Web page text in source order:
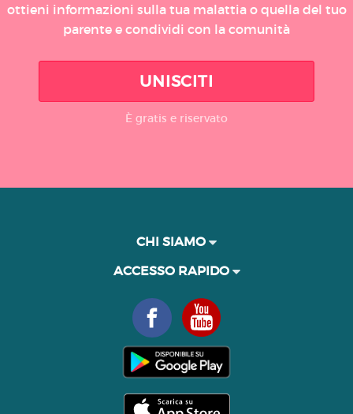
ottieni informazioni sulla tua malattia o quella del tuo
parente e condividi con la comunità
UNISCITI
È gratis e riservato
CHI SIAMO
ACCESSO RAPIDO